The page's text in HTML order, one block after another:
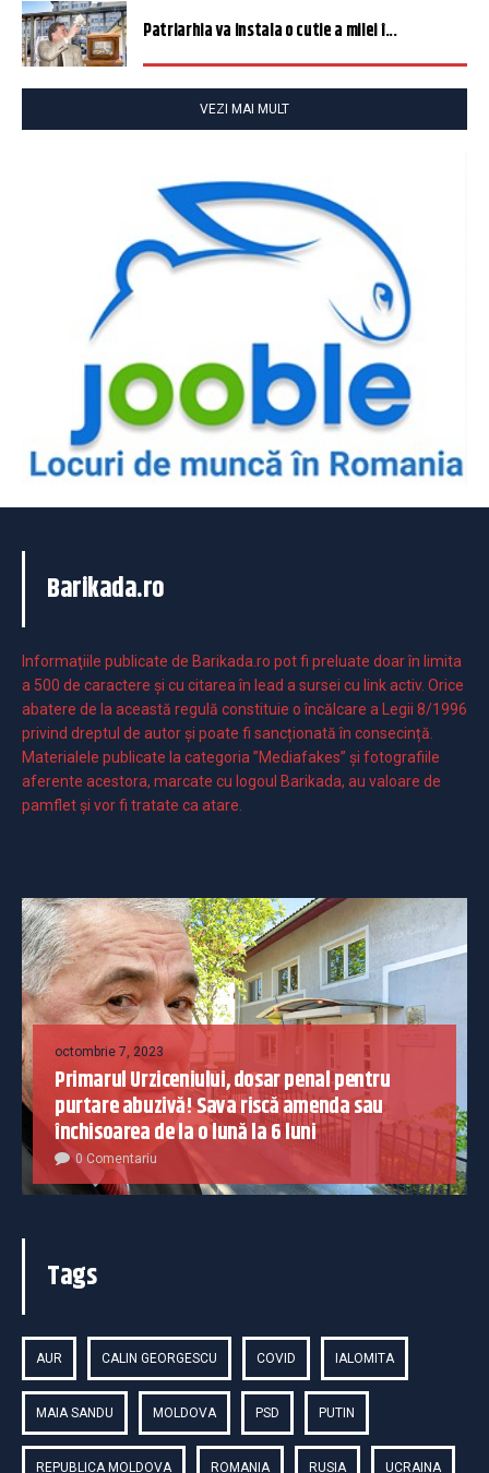
Patriarhia va instala o cutie a milei î...
VEZI MAI MULT
Barikada.ro
Informaţiile publicate de Barikada.ro pot fi preluate doar în limita
a 500 de caractere şi cu citarea în lead a sursei cu link activ. Orice
abatere de la această regulă constituie o încălcare a Legii 8/1996
privind dreptul de autor și poate fi sancționată în consecință.
Materialele publicate la categoria ”Mediafakes” și fotografiile
aferente acestora, marcate cu logoul Barikada, au valoare de
pamflet și vor fi tratate ca atare.
octombrie 7, 2023
Primarul Urziceniului, dosar penal pentru
purtare abuzivă! Sava riscă amenda sau
închisoarea de la o lună la 6 luni
0 Comentariu
Tags
AUR CALIN GEORGESCU COVID IALOMITA
MAIA SANDU MOLDOVA PSD PUTIN
REPUBLICA MOLDOVA ROMANIA RUSIA UCRAINA